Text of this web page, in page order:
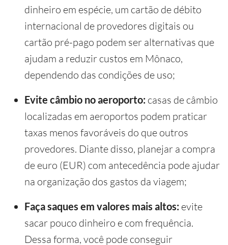
dinheiro em espécie, um cartão de débito
internacional de provedores digitais ou
cartão pré-pago podem ser alternativas que
ajudam a reduzir custos em Mônaco,
dependendo das condições de uso;
Evite câmbio no aeroporto: casas de câmbio
localizadas em aeroportos podem praticar
taxas menos favoráveis do que outros
provedores. Diante disso, planejar a compra
de euro (EUR) com antecedência pode ajudar
na organização dos gastos da viagem;
Faça saques em valores mais altos: evite
sacar pouco dinheiro e com frequência.
Dessa forma, você pode conseguir